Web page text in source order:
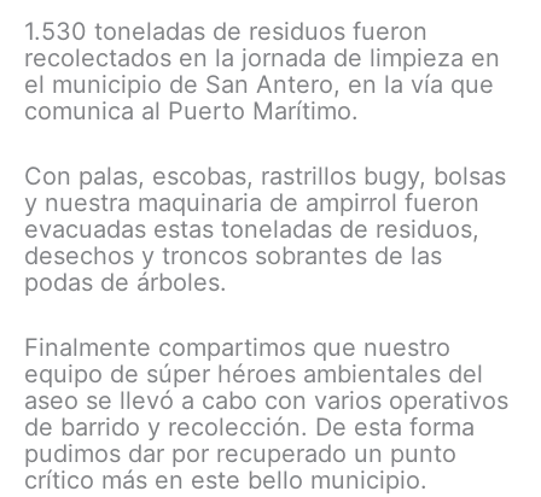
1.530 toneladas de residuos fueron
recolectados en la jornada de limpieza en
el municipio de San Antero, en la vía que
comunica al Puerto Marítimo.
Con palas, escobas, rastrillos bugy, bolsas
y nuestra maquinaria de ampirrol fueron
evacuadas estas toneladas de residuos,
desechos y troncos sobrantes de las
podas de árboles.
Finalmente compartimos que nuestro
equipo de súper héroes ambientales del
aseo se llevó a cabo con varios operativos
de barrido y recolección. De esta forma
pudimos dar por recuperado un punto
crítico más en este bello municipio.